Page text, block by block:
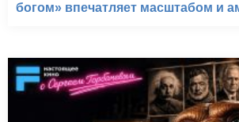
богом» впечатляет масштабом и